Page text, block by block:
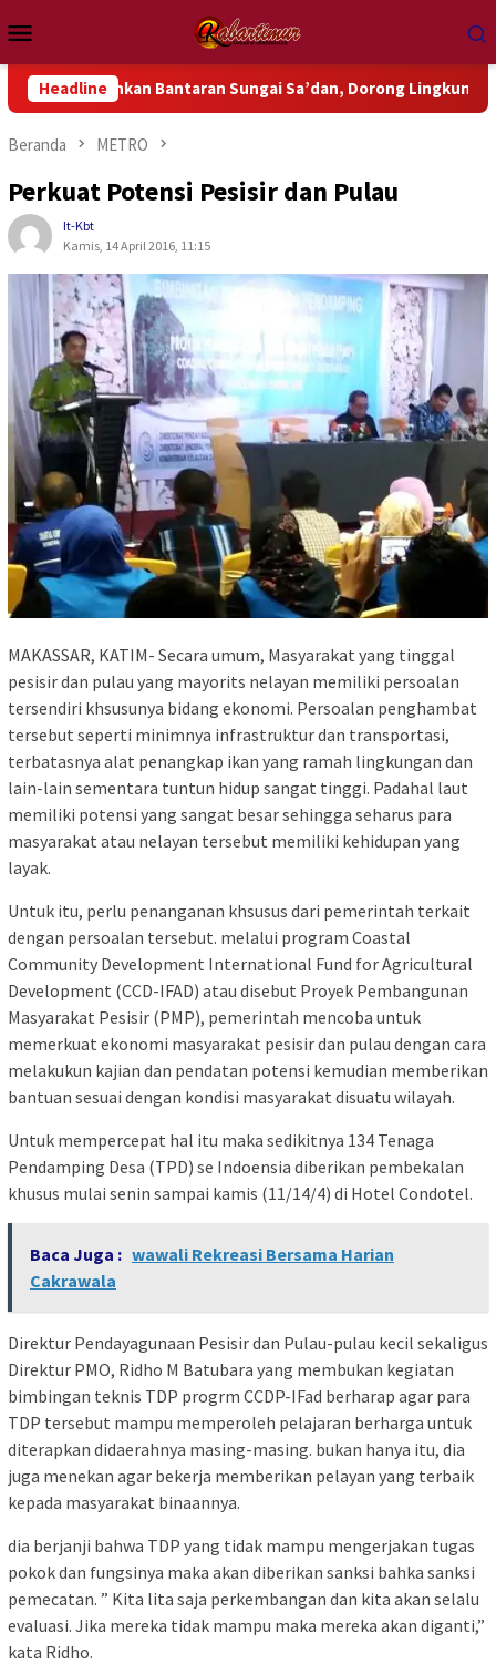
ke
kontenMobile
Headline
Bantaran Sungai Sa’dan, Dorong Lingkungan Bebas
Beranda METRO
Perkuat Potensi Pesisir dan Pulau
It-Kbt
Kamis, 14 April 2016, 11:15
MAKASSAR, KATIM- Secara umum, Masyarakat yang tinggal
pesisir dan pulau yang mayorits nelayan memiliki persoalan
tersendiri khsusunya bidang ekonomi. Persoalan penghambat
tersebut seperti minimnya infrastruktur dan transportasi,
terbatasnya alat penangkap ikan yang ramah lingkungan dan
lain-lain sementara tuntun hidup sangat tinggi. Padahal laut
memiliki potensi yang sangat besar sehingga seharus para
masyarakat atau nelayan tersebut memiliki kehidupan yang
layak.
Untuk itu, perlu penanganan khsusus dari pemerintah terkait
dengan persoalan tersebut. melalui program Coastal
Community Development International Fund for Agricultural
Development (CCD-IFAD) atau disebut Proyek Pembangunan
Masyarakat Pesisir (PMP), pemerintah mencoba untuk
memerkuat ekonomi masyarakat pesisir dan pulau dengan cara
melakukun kajian dan pendatan potensi kemudian memberikan
bantuan sesuai dengan kondisi masyarakat disuatu wilayah.
Untuk mempercepat hal itu maka sedikitnya 134 Tenaga
Pendamping Desa (TPD) se Indoensia diberikan pembekalan
khusus mulai senin sampai kamis (11/14/4) di Hotel Condotel.
Baca Juga : wawali Rekreasi Bersama Harian
Cakrawala
Direktur Pendayagunaan Pesisir dan Pulau-pulau kecil sekaligus
Direktur PMO, Ridho M Batubara yang membukan kegiatan
bimbingan teknis TDP progrm CCDP-IFad berharap agar para
TDP tersebut mampu memperoleh pelajaran berharga untuk
diterapkan didaerahnya masing-masing. bukan hanya itu, dia
juga menekan agar bekerja memberikan pelayan yang terbaik
kepada masyarakat binaannya.
dia berjanji bahwa TDP yang tidak mampu mengerjakan tugas
pokok dan fungsinya maka akan diberikan sanksi bahka sanksi
pemecatan. ” Kita lita saja perkembangan dan kita akan selalu
evaluasi. Jika mereka tidak mampu maka mereka akan diganti,”
kata Ridho.